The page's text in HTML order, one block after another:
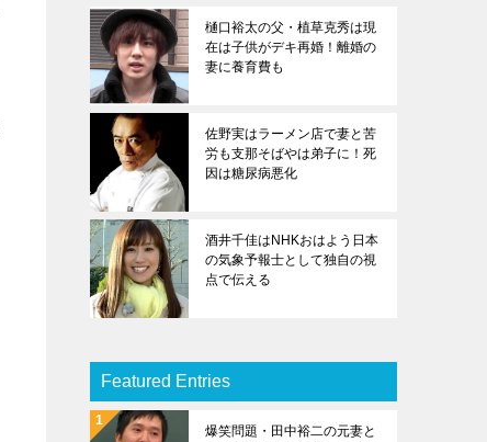
樋口裕太の父・植草克秀は現
在は子供がデキ再婚！離婚の
妻に養育費も
佐野実はラーメン店で妻と苦
労も支那そばやは弟子に！死
因は糖尿病悪化
酒井千佳はNHKおはよう日本
の気象予報士として独自の視
点で伝える
Featured Entries
爆笑問題・田中裕二の元妻と